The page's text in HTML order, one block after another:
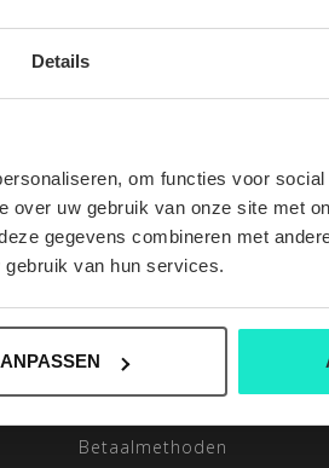
Details
om functies voor
over uw gebruik van onze site met
gegevens combineren met
van hun services.
INFORMATIE
ONZE 3 WINKELS
Openingsuren van onze
Algemene voorwaarden
Disclaimer
Betaalmethoden